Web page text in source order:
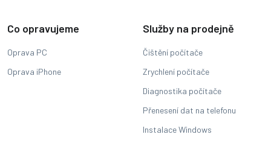
Co opravujeme
Oprava PC
Oprava iPhone
Služby na prodejně
Čištění počítače
Zrychlení počítače
Diagnostika počítače
Přenesení dat na telefonu
Instalace Windows